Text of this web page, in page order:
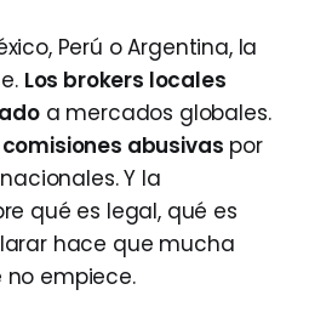
Perú o Argentina, la
Los brokers locales
a mercados globales.
abusivas por
Y la
qué es legal, qué es
hace que mucha
empiece.